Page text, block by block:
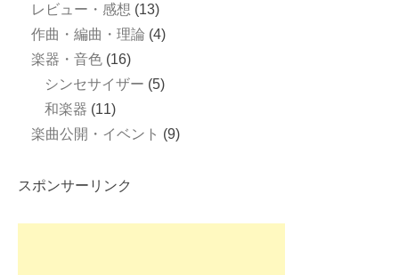
レビュー・感想 (13)
作曲・編曲・理論 (4)
楽器・音色 (16)
シンセサイザー (5)
和楽器 (11)
楽曲公開・イベント (9)
スポンサーリンク